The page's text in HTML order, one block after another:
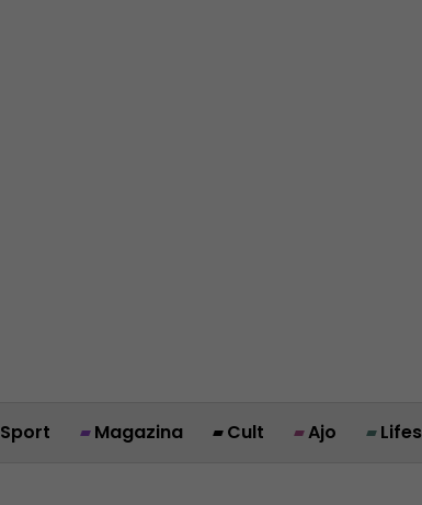
Sport Magazina Cult Ajo